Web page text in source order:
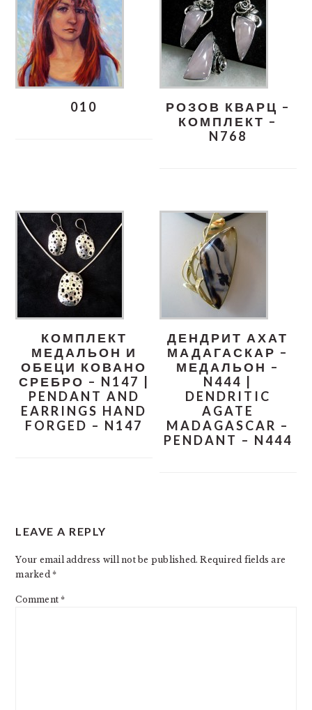
010
РОЗОВ КВАРЦ –
КОМПЛЕКТ –
N768
КОМПЛЕКТ
МЕДАЛЬОН И
ОБЕЦИ КОВАНО
СРЕБРО – N147 |
PENDANT AND
EARRINGS HAND
FORGED – N147
ДЕНДРИТ АХАТ
МАДАГАСКАР –
МЕДАЛЬОН –
N444 |
DENDRITIC
AGATE
MADAGASCAR –
PENDANT – N444
INTERACTIONS
LEAVE A REPLY
Your email address will not be published. Required fields are
marked*
Comment*